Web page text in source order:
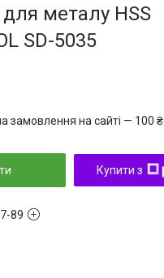
металу HSS
SD-5035
замовлення на сайті — 100 ₴
Купити з
89